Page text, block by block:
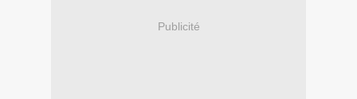
Publicité